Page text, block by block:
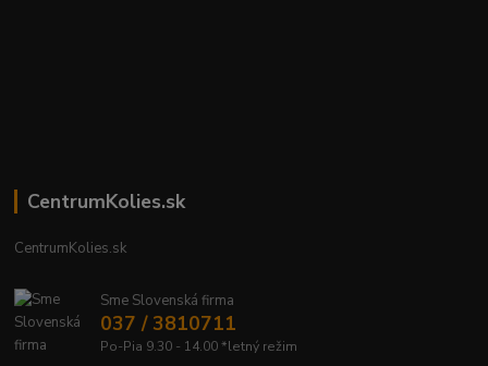
CentrumKolies.sk
CentrumKolies.sk
Sme Slovenská firma
037 / 3810711
Po-Pia 9.30 - 14.00 *letný režim